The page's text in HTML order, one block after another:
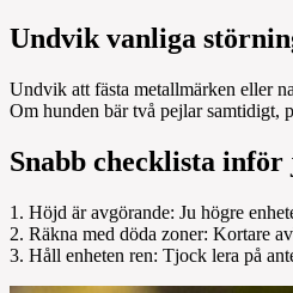
Undvik vanliga
Undvik att fästa metallmärken eller
Om hunden bär två pejlar samtidigt,
Snabb checklista inför
1. Höjd är avgörande: Ju högre
2. Räkna med döda zoner: Kortare
3. Håll enheten ren: Tjock lera på